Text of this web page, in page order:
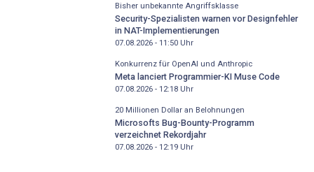
Bisher unbekannte Angriffsklasse
Security-Spezialisten warnen vor Designfehler
in NAT-Implementierungen
07.08.2026 - 11:50Uhr
Konkurrenz für OpenAI und Anthropic
Meta lanciert Programmier-KI Muse Code
07.08.2026 - 12:18Uhr
20 Millionen Dollar an Belohnungen
Microsofts Bug-Bounty-Programm
verzeichnet Rekordjahr
07.08.2026 - 12:19Uhr